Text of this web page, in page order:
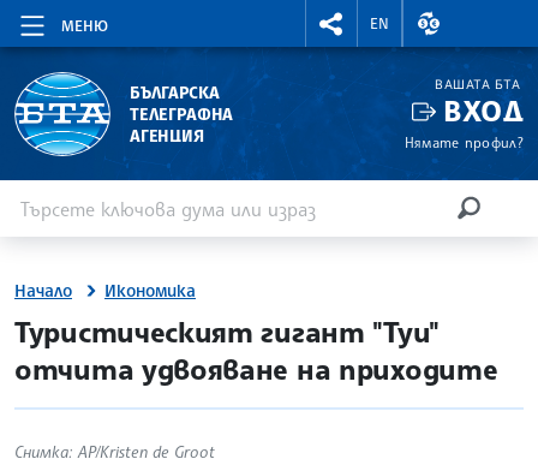
МЕНЮ
RIGHTMENU.SOCIAL
EN
ВАЛУТНИ
БЪЛГАРСКА
ТЕЛЕГРАФНА
АГЕНЦИЯ
ВАШАТА БТА
ВХОД
Нямате профил?
Начало Икономика
site.bta
Туристическият гигант "Туи"
отчита удвояване на приходите
Снимка: AP/Kristen de Groot